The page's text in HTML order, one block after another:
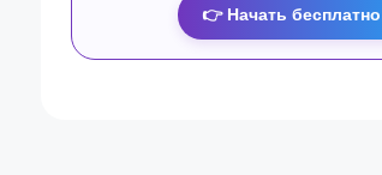
👉 Начать